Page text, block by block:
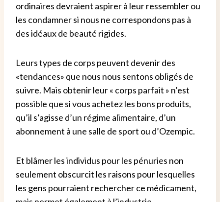
ordinaires devraient aspirer à leur ressembler ou
les condamner si nous ne correspondons pas à
des idéaux de beauté rigides.
Leurs types de corps peuvent devenir des
«tendances» que nous nous sentons obligés de
suivre. Mais obtenir leur « corps parfait » n’est
possible que si vous achetez les bons produits,
qu’il s’agisse d’un régime alimentaire, d’un
abonnement à une salle de sport ou d’Ozempic.
Et blâmer les individus pour les pénuries non
seulement obscurcit les raisons pour lesquelles
les gens pourraient rechercher ce médicament,